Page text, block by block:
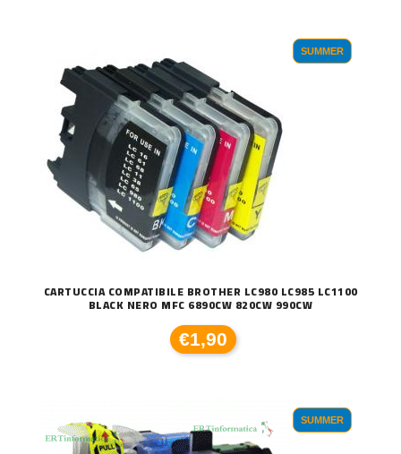
SUMMER
CARTUCCIA COMPATIBILE BROTHER LC980 LC985 LC1100
BLACK NERO MFC 6890CW 820CW 990CW
€1,90
SUMMER